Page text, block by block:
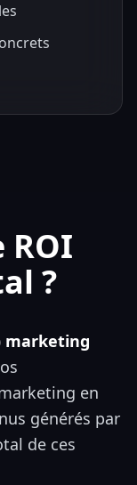
ROI
?
marketing
en
générés par
de ces